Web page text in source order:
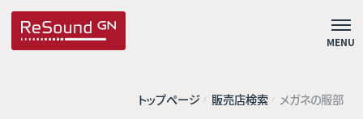
MENU
トップページ 販売店検索 メガネの服部